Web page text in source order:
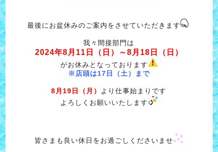
最後にお盆休みのご案内をさせていただきます
我々間接部門は
2024年8月11日（日）～8月18日（日）
がお休みとなっております
※店頭は17日（土）まで
8月19日（月） より仕事始まりです
よろしくお願いいたします
皆さまも良い休日をお過ごしくださいませ